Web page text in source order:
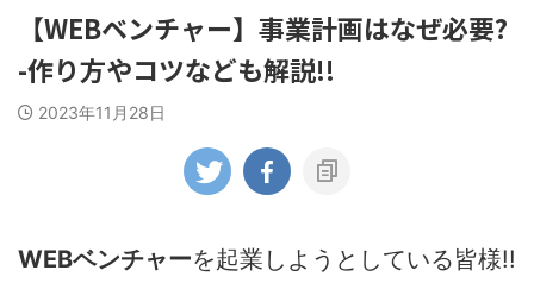
【WEBベンチャー】事業計画はなぜ必要?
-作り方やコツなども解説!!
2023年11月28日
WEBベンチャーを起業しようとしている皆様!!